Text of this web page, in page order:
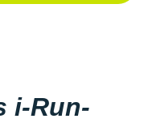
i-Run-